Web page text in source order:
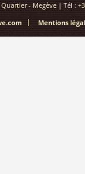
- Megève | Tél
Mentions